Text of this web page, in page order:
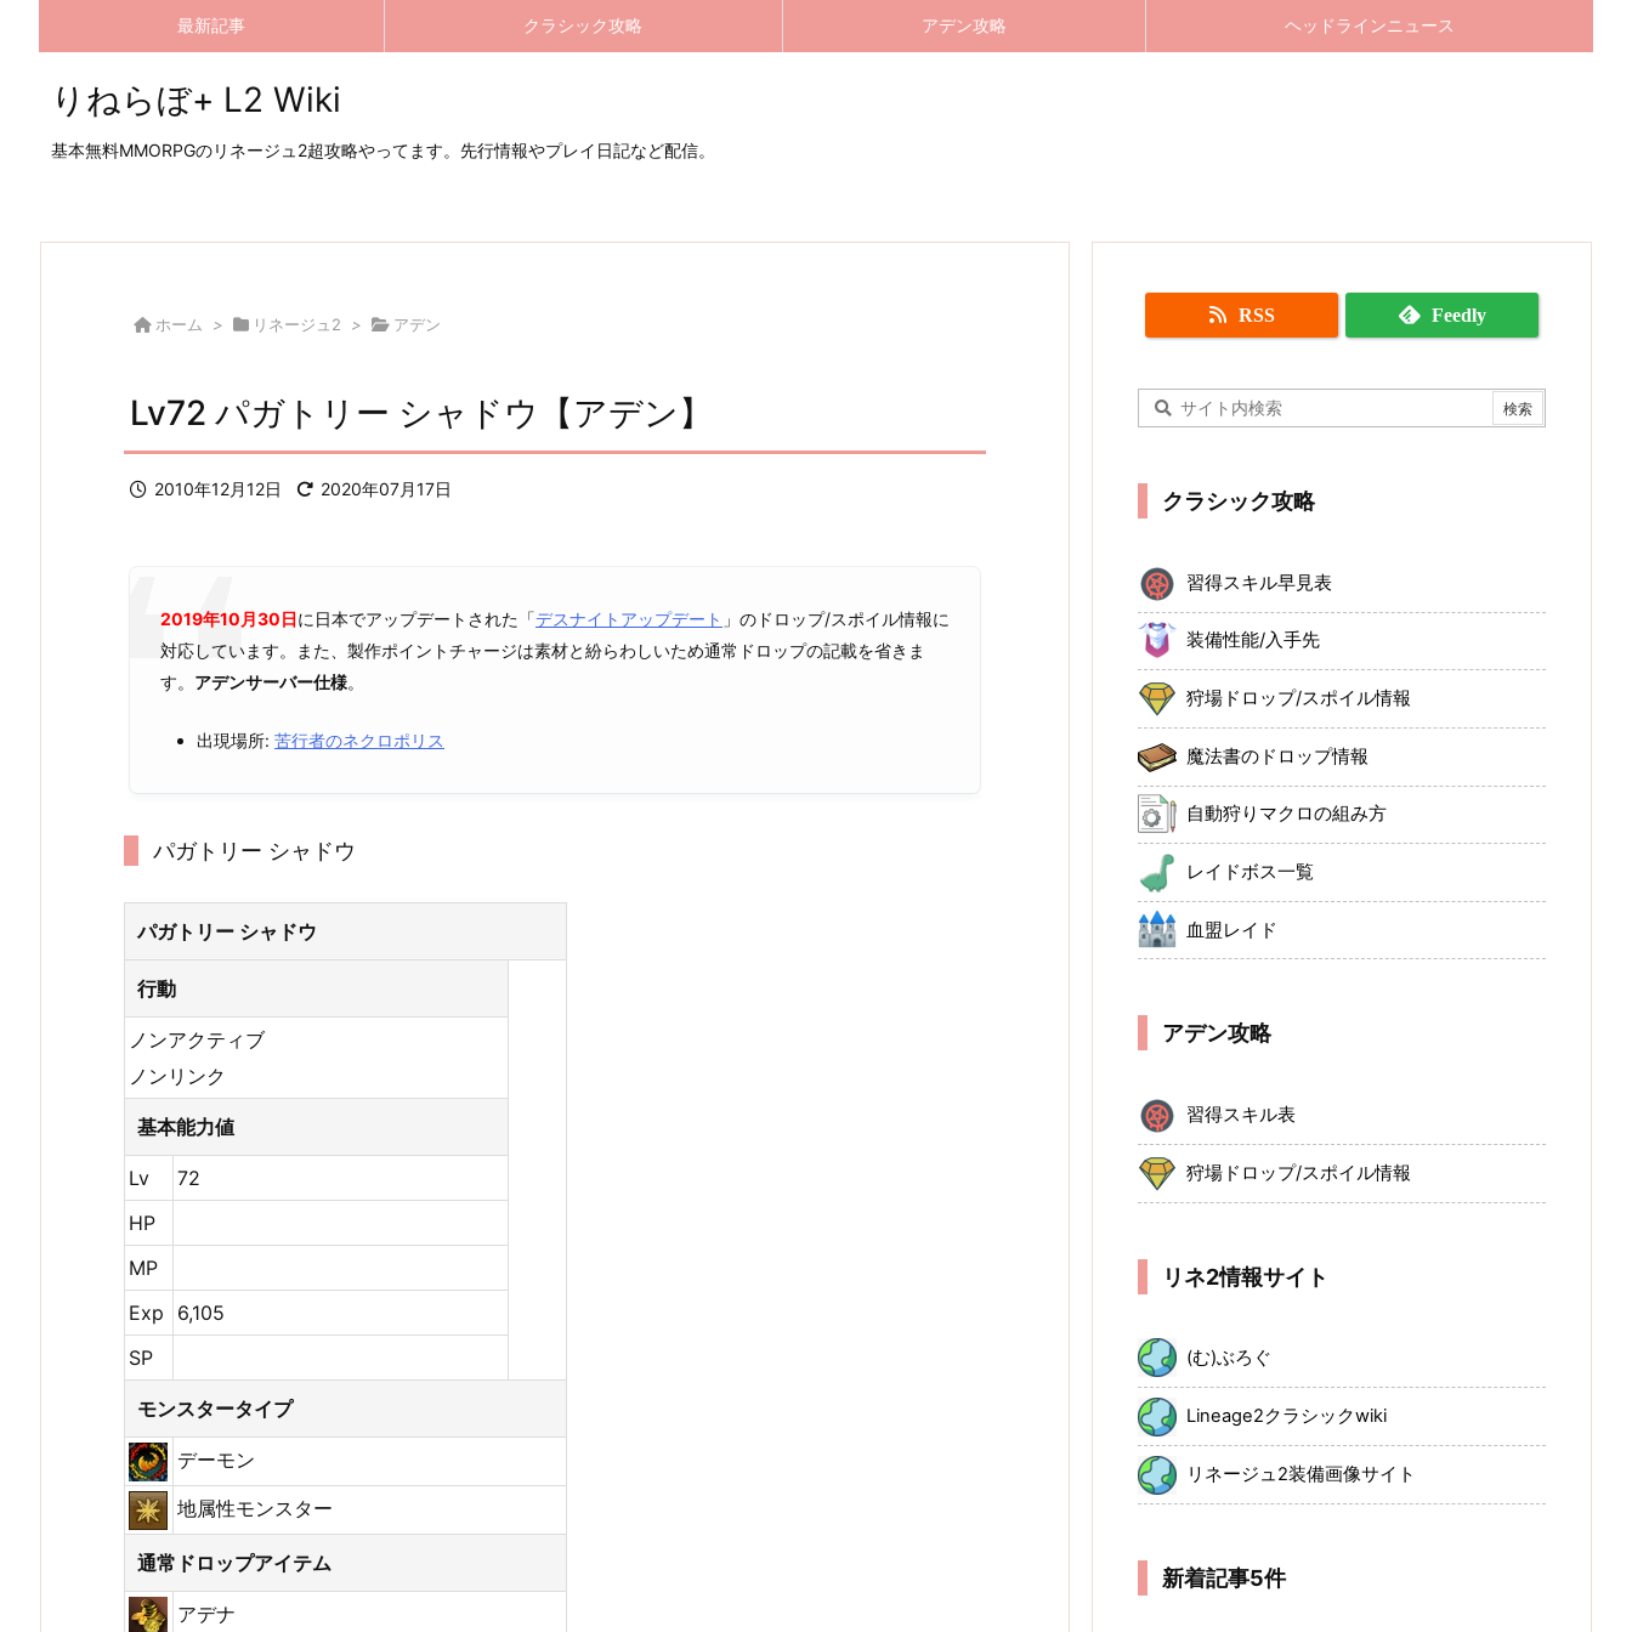
最新記事 クラシック攻略 アデン攻略 ヘッドラインニュース
りねらぼ+ L2 Wiki
基本無料MMORPGのリネージュ2超攻略やってます。先行情報やプレイ日記など配信。
ホーム > リネージュ2 > アデン
Lv72 パガトリー シャドウ【アデン】
2010年12月12日 2020年07月17日
2019年10月30日に日本でアップデートされた「デスナイトアップデート 」のドロップ/スポイル情報に
対応しています。また、製作ポイントチャージは素材と紛らわしいため通常ドロップの記載を省きま
す。 アデンサーバー仕様。
出現場所: 苦行者のネクロポリス
パガトリー シャドウ
パガトリー シャドウ
行動
ノンアクティブ
ノンリンク
基本能力値
Lv
72
HP
MP
Exp
6,105
SP
モンスタータイプ
デーモン
地属性モンスター
通常ドロップアイテム
アデナ
RSS Feedly
クラシック攻略
習得スキル早見表
装備性能/入手先
狩場ドロップ/スポイル情報
魔法書のドロップ情報
自動狩りマクロの組み方
レイドボス一覧
血盟レイド
アデン攻略
習得スキル表
狩場ドロップ/スポイル情報
リネ2情報サイト
(む)ぶろぐ
Lineage2クラシックwiki
リネージュ2装備画像サイト
新着記事5件